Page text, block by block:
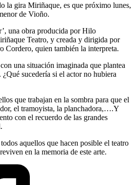
la gira Miriñaque, es que próximo lunes,
de Vioño.
una obra producida por Hilo
Teatro, y creada y dirigida por
Cordero, quien también la interpreta.
una situación imaginada que plantea
¿Qué sucedería si el actor no hubiera
que trabajan en la sombra para que el
el tramoyista, la planchadora,….Y
con el recuerdo de las grandes
aquellos que hacen posible el teatro
en la memoria de este arte.